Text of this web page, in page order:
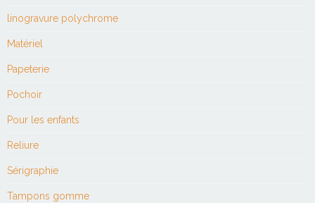
linogravure polychrome
Matériel
Papeterie
Pochoir
Pour les enfants
Reliure
Sérigraphie
Tampons gomme